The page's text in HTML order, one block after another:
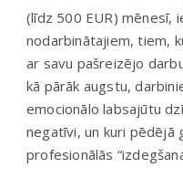
(līdz 500 EUR) mēnesī,
nodarbinātajiem, tiem,
ar savu pašreizējo
kā pārāk augstu,
emocionālo labsajūtu
negatīvi, un kuri pēdējā
profesionālās